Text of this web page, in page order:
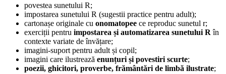
povestea sunetului R;
impostarea sunetului R (sugestii practice pentru adult);
cartonașe originale cu onomatopee ce reproduc sunetul r;
exerciții pentru impostarea și automatizarea sunetului R în
contexte variate de învățare;
imagini-suport pentru adult și copil;
imagini care ilustrează enunțuri și povestiri scurte;
poezii, ghicitori, proverbe, frământări de limbă ilustrate;